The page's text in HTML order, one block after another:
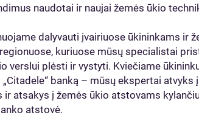
naudotai ir naujai žemės ūkio
dalyvauti įvairiuose ūkininkams ir
kuriuose mūsų specialistai
verslui plėsti ir vystyti. Kviečiame
banką – mūsų ekspertai atvyks
atsakys į žemės ūkio atstovams
atstovė.